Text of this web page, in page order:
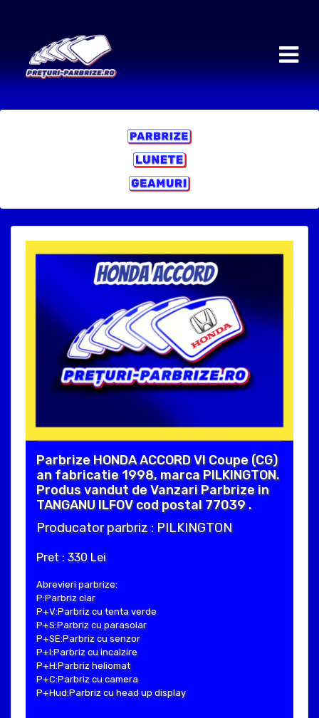
Parbrize HONDA ACCORD VI Coupe (CG)
an fabricatie 1998, marca PILKINGTON.
Produs vandut de Vanzari Parbrize in
TANGANU ILFOV cod postal 77039 .
Producator parbriz : PILKINGTON
Pret : 330 Lei
Abrevieri parbrize:
P:Parbriz clar
P+V:Parbriz cu tenta verde
P+S:Parbriz cu parasolar
P+SE:Parbriz cu senzor
P+I:Parbriz cu incalzire
P+H:Parbriz heliomat
P+C:Parbriz cu camera
P+Hud:Parbriz cu head up display